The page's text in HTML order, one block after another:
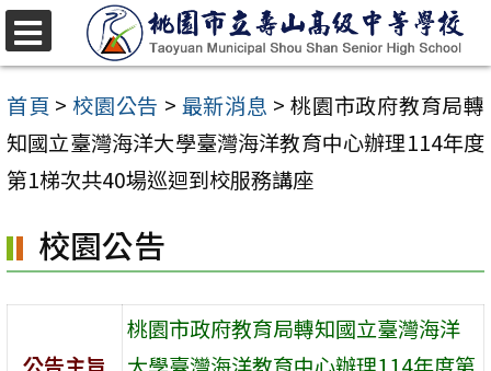
跳
至
主
要
內
區
首頁 > 校園公告 > 最新消息 > 桃園市政府教育局轉
知國立臺灣海洋大學臺灣海洋教育中心辦理114年度
第1梯次共40場巡迴到校服務講座
校園公告
桃園市政府教育局轉知國立臺灣海洋
選
單